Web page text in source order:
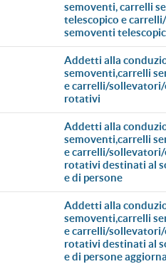
semoventi, carrelli
telescopico e
semoventi
addetti alla conduzione di carrelli industriali
semoventi,carrelli
e carrelli/sollevatori/
rotativi
addetti alla conduzione di carrelli industriali
semoventi,carrelli
e carrelli/sollevatori/
rotativi destinati al
e di persone
addetti alla conduzione di carrelli industriali
semoventi,carrelli
e carrelli/sollevatori/
rotativi destinati al
e di persone